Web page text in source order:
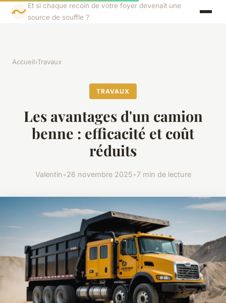
Et si chaque recoin de votre foyer devenait une
source de souffle ?
Accueil›Travaux
TRAVAUX
Les avantages d'un camion
benne : efficacité et coût
réduits
Valentin•26 novembre 2025•7 min de lecture